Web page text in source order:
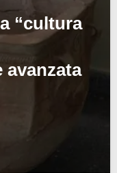
“cultura
avanzata